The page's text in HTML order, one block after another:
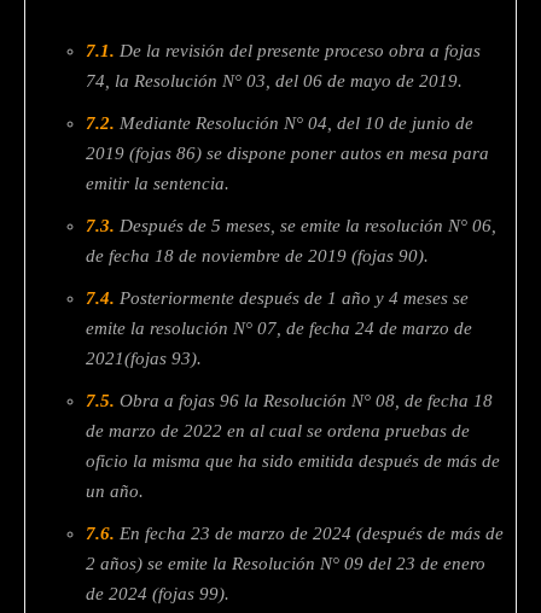
7.1. De la revisión del presente proceso obra a fojas
74, la Resolución N° 03, del 06 de mayo de 2019.
7.2. Mediante Resolución N° 04, del 10 de junio de
2019 (fojas 86) se dispone poner autos en mesa para
emitir la sentencia.
7.3. Después de 5 meses, se emite la resolución N° 06,
de fecha 18 de noviembre de 2019 (fojas 90).
7.4. Posteriormente después de 1 año y 4 meses se
emite la resolución N° 07, de fecha 24 de marzo de
2021(fojas 93).
7.5. Obra a fojas 96 la Resolución N° 08, de fecha 18
de marzo de 2022 en al cual se ordena pruebas de
oficio la misma que ha sido emitida después de más de
un año.
7.6. En fecha 23 de marzo de 2024 (después de más de
2 años) se emite la Resolución N° 09 del 23 de enero
de 2024 (fojas 99).